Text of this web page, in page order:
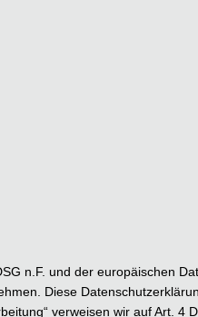
n.F. und der europäischen
Diese
verweisen wir auf Art. 4